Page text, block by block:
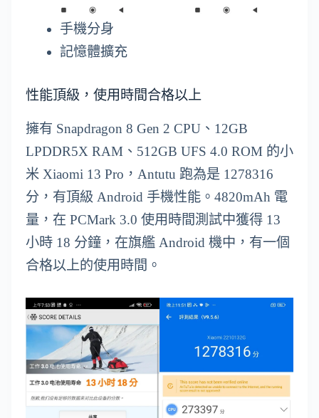
手機分身
記憶體擴充
性能頂級，使用時間合格以上
擁有 Snapdragon 8 Gen 2 CPU、12GB
LPDDR5X RAM、512GB UFS 4.0 ROM 的小
米 Xiaomi 13 Pro，Antutu 跑為是 1278316
分，有頂級 Android 手機性能。4820mAh 電
量，在 PCMark 3.0 使用時間測試中獲得 13
小時 18 分鐘，在旗艦 Android 機中，有一個
合格以上的使用時間。